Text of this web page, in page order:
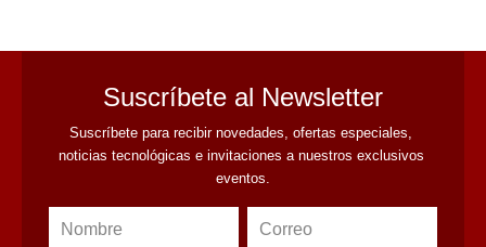
Suscríbete al Newsletter
Suscríbete para recibir novedades, ofertas especiales,
noticias tecnológicas e invitaciones a nuestros exclusivos
eventos.
Nombre Correo